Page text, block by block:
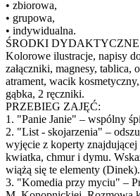
• zbiorowa,
• grupowa,
• indywidualna.
ŚRODKI
Kolorowe ilustracje, napisy
załączniki, magnesy, tablica,
atrament, wacik
gąbka, 2 ręczniki.
PRZEBIEG ZAJĘĆ:
1. "Panie Janie" – wspólny
2. "List - skojarzenia" –
wyjęcie z koperty
kwiatka, chmur i dymu.
wiążą się te elementy (Dinek).
3. "Komedia przy myciu" –